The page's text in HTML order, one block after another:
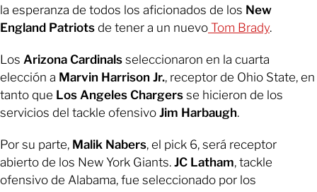
la esperanza de todos los aficionados de los New
England Patriots de tener a un nuevo Tom Brady.
Los Arizona Cardinals seleccionaron en la cuarta
elección a Marvin Harrison Jr., receptor de Ohio State, en
tanto que Los Angeles Chargers se hicieron de los
servicios del tackle ofensivo Jim Harbaugh.
Por su parte, Malik Nabers, el pick 6, será receptor
abierto de los New York Giants. JC Latham, tackle
ofensivo de Alabama, fue seleccionado por los